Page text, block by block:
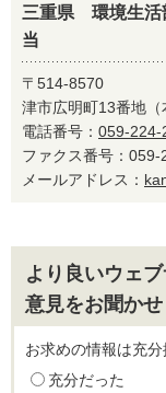
三重県 環境生
当
〒514-8570
津市広明町13番地（
電話番号： 059-224-
ファクス番号：
メールアドレス：
より良いウェ
意見をお聞か
お求めの情報は充
充分だった